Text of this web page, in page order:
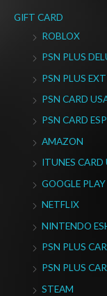
GIFT CARD
ROBLOX
PSN PLUS
PSN PLUS
PSN CARD
PSN CARD ESP
AMAZON
ITUNES CARD
GOOGLE
NETFLIX
NINTENDO
PSN PLUS
PSN PLUS
STEAM